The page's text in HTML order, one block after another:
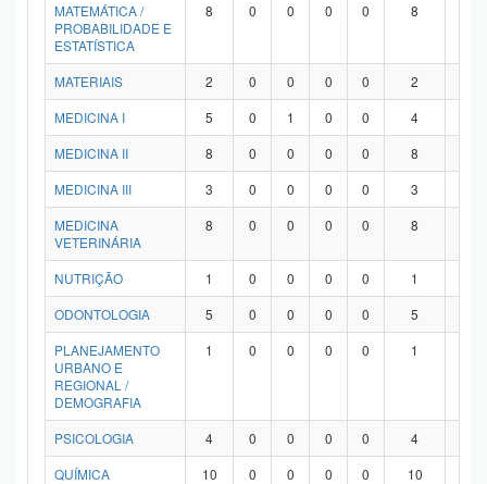
MATEMÁTICA /
PROBABILIDADE E
ESTATÍSTICA
8 0 0 0 0 8
MATERIAIS 2 0 0 0 0 2
MEDICINA I
5 0 1 0 0 4
MEDICINA II
8 0 0 0 0 8
MEDICINA III
3 0 0 0 0 3
MEDICINA
VETERINÁRIA
8 0 0 0 0 8
NUTRIÇÃO 1 0 0 0 0 1
ODONTOLOGIA
5 0 0 0 0 5
PLANEJAMENTO
URBANO E
REGIONAL /
DEMOGRAFIA
1 0 0 0 0 1
PSICOLOGIA 4 0 0 0 0 4
QUÍMICA
10 0 0 0 0 10